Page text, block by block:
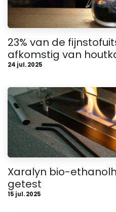
23% van de
afkomstig van
24 jul. 2025
Xaralyn bio-
getest
15 jul. 2025